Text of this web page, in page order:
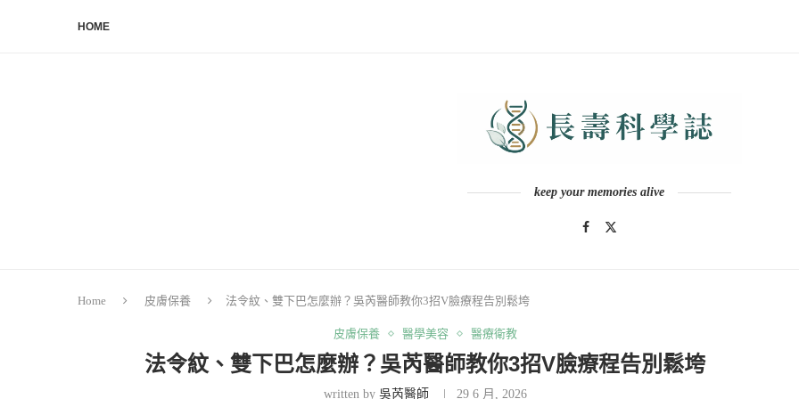
HOME
keep your memories alive
Home 皮膚保養 法令紋、雙下巴怎麼辦？吳芮醫師教你3招V臉療程告別鬆垮
皮膚保養 醫學美容 醫療衛教
法令紋、雙下巴怎麼辦？吳芮醫師教你3招V臉療程告別鬆垮
written by 吳芮醫師 29 6 月, 2026